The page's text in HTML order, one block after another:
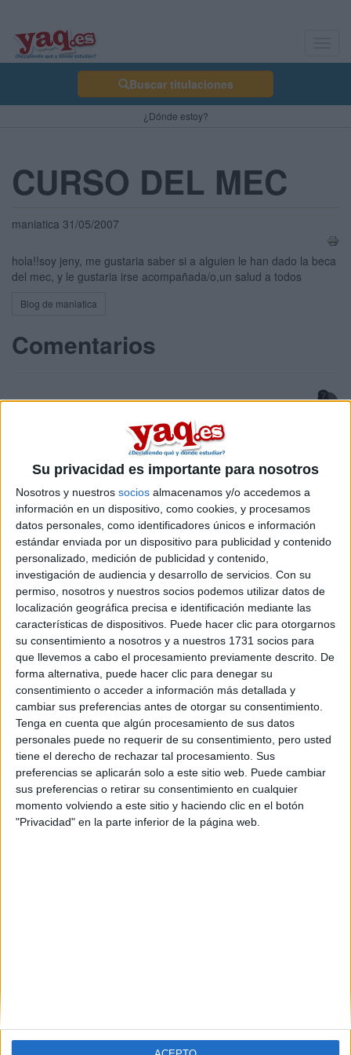
Su privacidad es importante para nosotros
Nosotros y nuestros socios almacenamos y/o accedemos a
información en un dispositivo, como cookies, y procesamos
datos personales, como identificadores únicos e información
estándar enviada por un dispositivo para publicidad y contenido
personalizado, medición de publicidad y contenido,
investigación de audiencia y desarrollo de servicios. Con su
permiso, nosotros y nuestros socios podemos utilizar datos de
localización geográfica precisa e identificación mediante las
características de dispositivos. Puede hacer clic para otorgarnos
su consentimiento a nosotros y a nuestros 1731 socios para
que llevemos a cabo el procesamiento previamente descrito. De
forma alternativa, puede hacer clic para denegar su
consentimiento o acceder a información más detallada y
cambiar sus preferencias antes de otorgar su consentimiento.
Tenga en cuenta que algún procesamiento de sus datos
personales puede no requerir de su consentimiento, pero usted
tiene el derecho de rechazar tal procesamiento. Sus
preferencias se aplicarán solo a este sitio web. Puede cambiar
sus preferencias o retirar su consentimiento en cualquier
momento volviendo a este sitio y haciendo clic en el botón
"Privacidad" en la parte inferior de la página web.
Buscar titulaciones
¿Dónde estoy?
CURSO DEL MEC
maniatica 31/05/2007
hola!!soy jeny, me gustaria saber si a alguien le han dado la beca
del mec, y le gustaria irse acompañada/o,un salud a todos
Blog de maniatica
Comentarios
Hola! soy victor, a mi
Hola! soy victor, a mi tambien me han dado la beca, creo que ire
o a Malta o a Brisbane ( australia)
He estado mirando los cursos y para las semanas del 20 de
agosto al 8 de setiembre son unos 1200 a malta i 2100 a
australia.
Haber si alguien se anima que si somos dos da menos cague.
Sed buenos!
a malta de cabeza
7th jun 2007
malta
pues s me gustaria ir ya conociendo a alguien mi msn es
xico_al_ordenador_16@msn.com